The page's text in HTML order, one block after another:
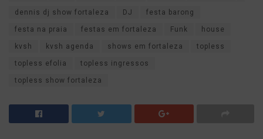
dennis dj show fortaleza DJ festa barong
festa na praia festas em fortaleza Funk house
kvsh kvsh agenda shows em fortaleza topless
topless efolia topless ingressos
topless show fortaleza